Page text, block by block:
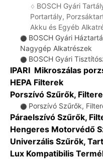
♢ BOSCH Gyári
Portartály,
Akku és Egyéb
⚫ BOSCH Gyári
Nagygép Alkatrészek
⚫ BOSCH Gyári
IPARI Mikroszálas
HEPA Filterek
Porszívó Szűrők,
⚫ Porszívó Szűrők,
Páraelszívó Szűrők,
Hengeres Motorvédő
Univerzális Szűrők,
Lux Kompatibilis